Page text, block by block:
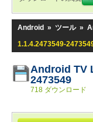
Android » ツール »
1.1.4.2473549-
Android TV
2473549
718 ダウンロード